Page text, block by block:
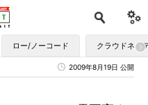
ロー/ノーコード クラウドネイ
2009年8月19日 公開